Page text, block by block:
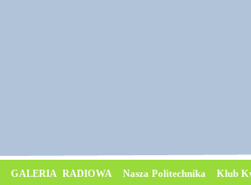
GALERIA RADIOWA Nasza Politechnika Klub